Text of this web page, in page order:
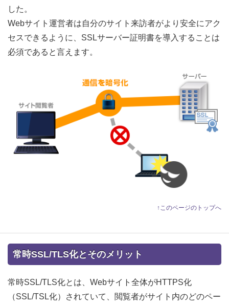
した。
Webサイト運営者は自分のサイト来訪者がより安全にアク
セスできるように、SSLサーバー証明書を導入することは
必須であると言えます。
↑このページのトップへ
常時SSL/TLS化とそのメリット
常時SSL/TLS化とは、Webサイト全体がHTTPS化
（SSL/TSL化）されていて、閲覧者がサイト内のどのペー